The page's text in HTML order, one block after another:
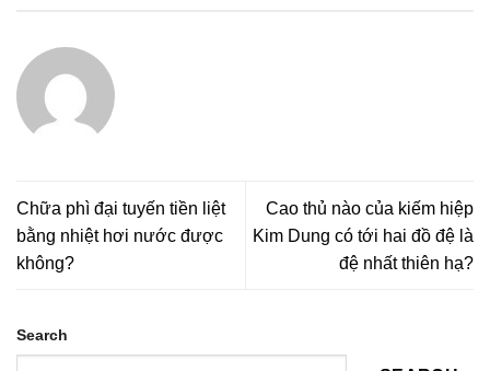
Chữa phì đại tuyến tiền liệt
bằng nhiệt hơi nước được
không?
Cao thủ nào của kiếm hiệp
Kim Dung có tới hai đồ đệ là
đệ nhất thiên hạ?
Search